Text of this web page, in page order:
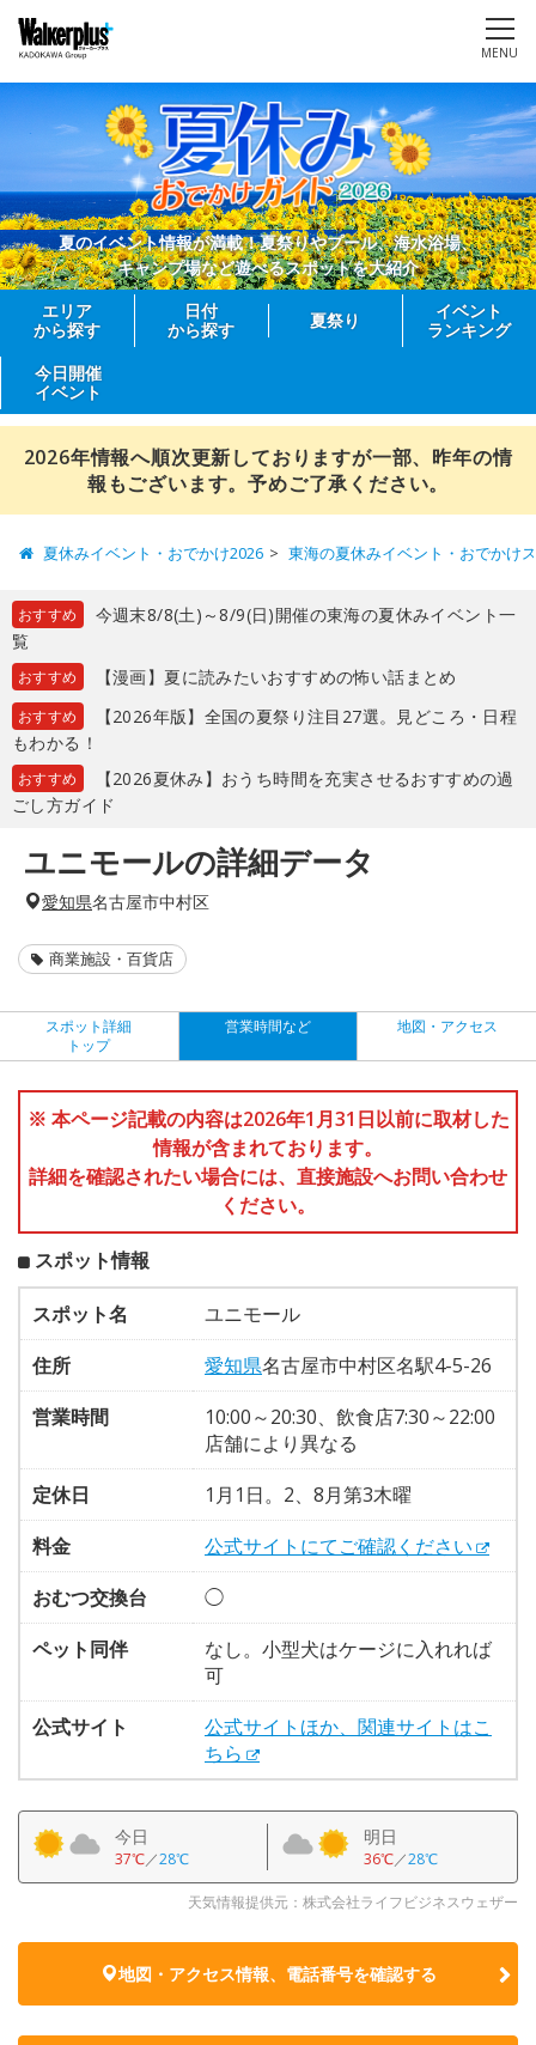
MENU
夏のイベント情報が満載！夏祭りやプール、海水浴場、
キャンプ場など遊べるスポットを大紹介
エリア
から探す
日付
から探す
夏祭り
イベント
ランキング
今日開催
イベント
2026年情報へ順次更新しておりますが一部、昨年の情
報もございます。予めご了承ください。
夏休みイベント・おでかけ2026 東海の夏休みイベント・おでかけ
おすすめ
今週末8/8(土)～8/9(日)開催の東海の夏休みイベント一
覧
おすすめ 【漫画】夏に読みたいおすすめの怖い話まとめ
おすすめ
【2026年版】全国の夏祭り注目27選。見どころ・日程
もわかる！
おすすめ
【2026夏休み】おうち時間を充実させるおすすめの過
ごし方ガイド
ユニモールの詳細データ
愛知県名古屋市中村区
商業施設・百貨店
スポット詳細
トップ
営業時間など 地図・アクセス
※ 本ページ記載の内容は2026年1月31日以前に取材した
情報が含まれております。
詳細を確認されたい場合には、直接施設へお問い合わせ
ください。
スポット情報
スポット名
ユニモール
住所
愛知県名古屋市中村区名駅4-5-26
営業時間
10:00～20:30、飲食店7:30～22:00
店舗により異なる
定休日
1月1日。2、8月第3木曜
料金
公式サイトにてご確認ください
おむつ交換台
◯
ペット同伴
なし。小型犬はケージに入れれば
可
公式サイト
公式サイトほか、関連サイトはこ
ちら
今日
37℃／28℃
明日
36℃／28℃
天気情報提供元：株式会社ライフビジネスウェザー
地図・アクセス情報、電話番号を確認する